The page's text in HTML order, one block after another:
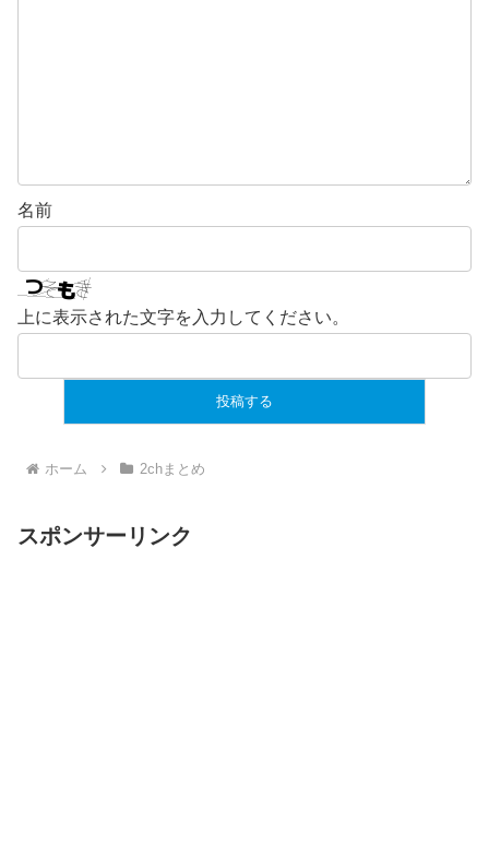
名前
上に表示された文字を入力してください。
ホーム 2chまとめ
スポンサーリンク